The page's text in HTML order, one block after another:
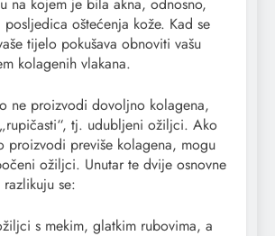
posljedica oštećenja kože. Kad se
tijelo pokušava obnoviti vašu
kolagenih vlakana.
ne proizvodi dovoljno kolagena,
tj. udubljeni ožiljci. Ako
proizvodi previše kolagena, mogu
ožiljci. Unutar te dvije osnovne
se:
s mekim, glatkim rubovima, a